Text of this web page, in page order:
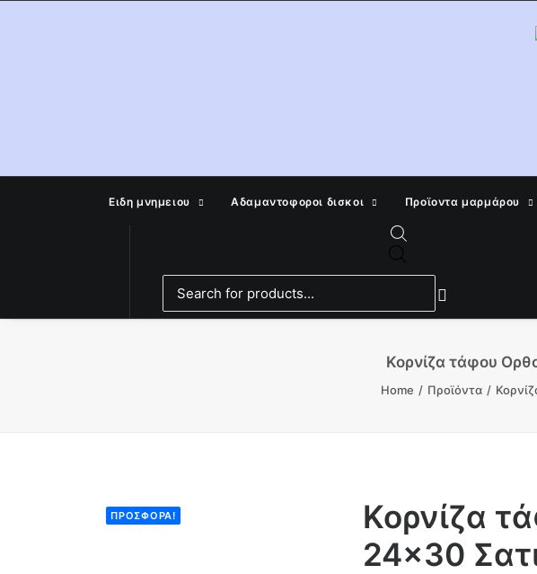
Ειδη μνημειου Αδαμαντοφοροι δισκοι Προϊοντα μαρμάρου
search
Κορνίζα τάφου
Home Προϊόντα
ΠΡΟΣΦΟΡΆ!
Κορνίζα
24×30